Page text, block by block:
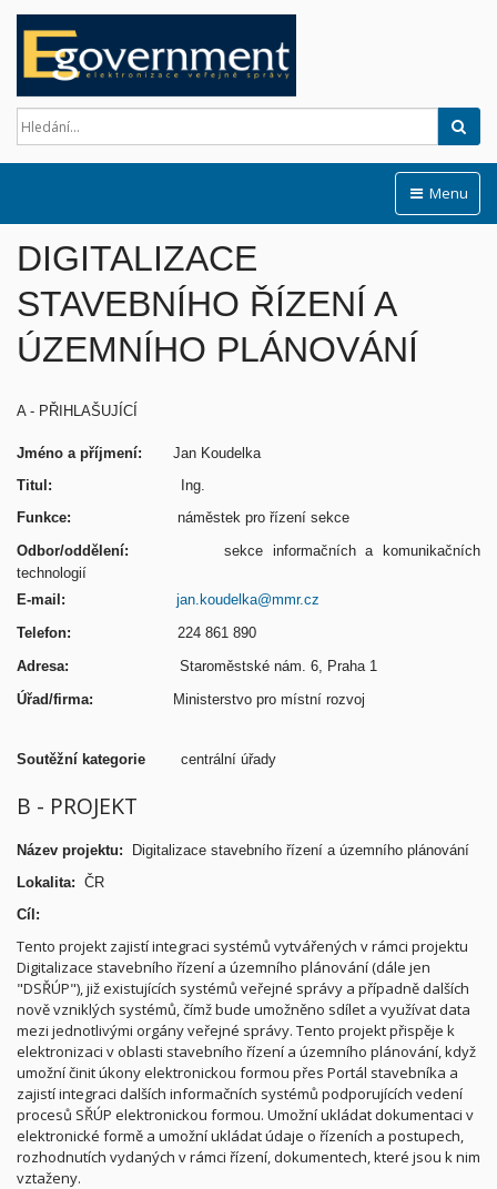
Menu
DIGITALIZACE
STAVEBNÍHO ŘÍZENÍ A
ÚZEMNÍHO PLÁNOVÁNÍ
A - PŘIHLAŠUJÍCÍ
Jméno a příjmení: Jan Koudelka
Titul: Ing.
Funkce:
náměstek pro řízení sekce
Odbor/oddělení:sekce informačních a komunikačních
technologií
E-mail:
jan.koudelka@mmr.cz
Telefon:
224 861 890
Adresa:
Staroměstské nám. 6, Praha 1
Úřad/firma:
Ministerstvo pro místní rozvoj
Soutěžní kategorie centrální úřady
B - PROJEKT
Název projektu:
Digitalizace stavebního řízení a územního plánování
Lokalita: ČR
Cíl:
Tento projekt zajistí integraci systémů vytvářených v rámci projektu
Digitalizace stavebního řízení a územního plánování (dále jen
"DSŘÚP"), již existujících systémů veřejné správy a případně dalších
nově vzniklých systémů, čímž bude umožněno sdílet a využívat data
mezi jednotlivými orgány veřejné správy. Tento projekt přispěje k
elektronizaci v oblasti stavebního řízení a územního plánování, když
umožní činit úkony elektronickou formou přes Portál stavebníka a
zajistí integraci dalších informačních systémů podporujících vedení
procesů SŘÚP elektronickou formou. Umožní ukládat dokumentaci v
elektronické formě a umožní ukládat údaje o řízeních a postupech,
rozhodnutích vydaných v rámci řízení, dokumentech, které jsou k nim
vztaženy.